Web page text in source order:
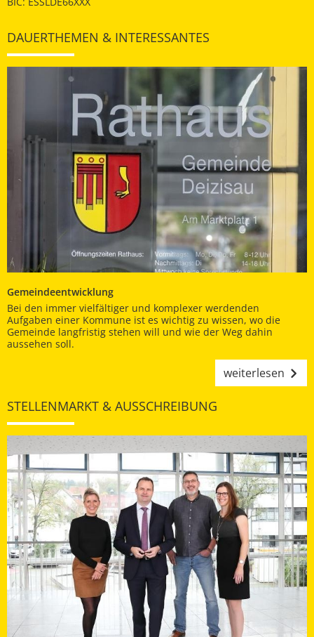
DAUERTHEMEN & INTERESSANTES
Gemeindeentwicklung
Bei den immer vielfältiger und komplexer werdenden
Aufgaben einer Kommune ist es wichtig zu wissen, wo die
Gemeinde langfristig stehen will und wie der Weg dahin
aussehen soll.
weiterlesen
STELLENMARKT & AUSSCHREIBUNG